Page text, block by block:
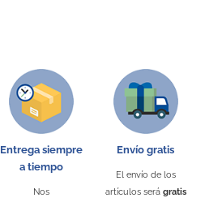
Entrega siempre
a tiempo
Nos
Envío gratis
El envío de los
artículos será gratis